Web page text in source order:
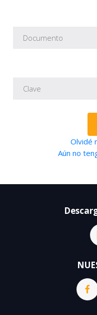
Olvidé
Aún no